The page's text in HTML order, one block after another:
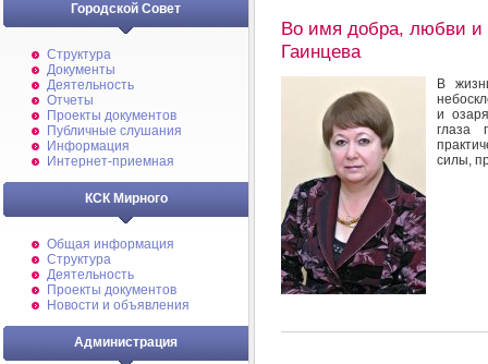
Городской Совет
Структура
Документы
Деятельность
Отчеты
Проекты документов
Публичные слушания
Информация
Интернет-приемная
КСК Мирного
Общая информация
Структура
Деятельность
Проекты документов
Новости и объявления
Администрация
Во имя добра, любви и
Гаинцева
В
и
глаза
силы,